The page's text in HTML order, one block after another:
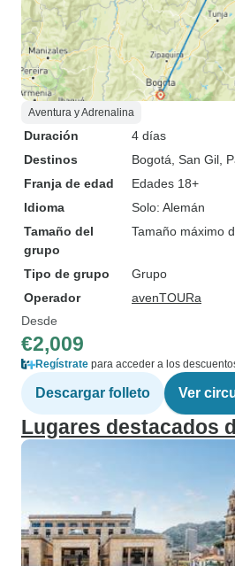
Aventura y Adrenalina
Duración
4 días
Destinos
Bogotá , San Gil ,
Franja de edad
Edades 18+
Idioma
Solo: Alemán
Tamaño del
grupo
Tamaño máximo
Tipo de grupo
Grupo
Operador
avenTOURa
Desde
€2,009
Regístrate para acceder a los
Descargar folleto Ver
Lugares destacados